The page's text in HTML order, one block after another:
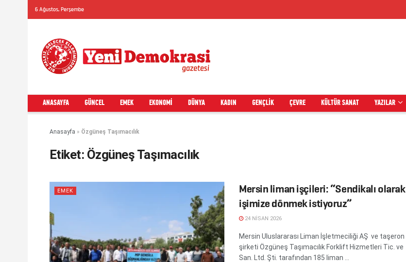
6 Ağustos, Perşembe
ANASAYFA GÜNCEL EMEK EKONOMI DÜNYA KADIN GENÇLIK ÇEVRE KÜLTÜR SANAT YAZILAR
Anasayfa » Özgüneş Taşımacılık
Etiket: Özgüneş Taşımacılık
EMEK
Mersin liman işçileri: “Sendikalı olarak
işimize dönmek istiyoruz”
24 NISAN 2026
Mersin Uluslararası Liman İşletmeciliği AŞ ve taşeron
şirketi Özgüneş Taşımacılık Forklift Hizmetleri Tic. ve
San. Ltd. Şti. tarafından 185 liman ...